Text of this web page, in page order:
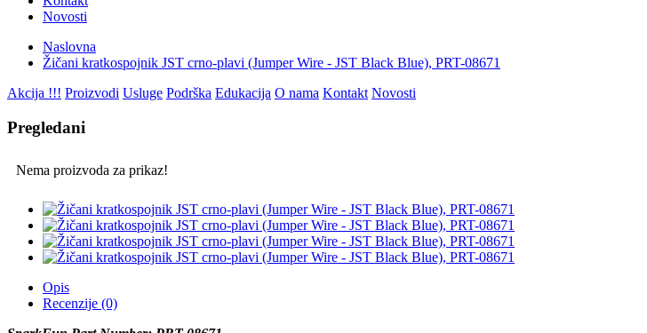
Novosti
Naslovna
Žičani kratkospojnik JST crno-plavi (Jumper Wire - JST Black Blue), PRT-08671
Akcija !!! Proizvodi Usluge Podrška Edukacija O nama Kontakt Novosti
Pregledani
Nema proizvoda za prikaz!
Opis
Recenzije (0)